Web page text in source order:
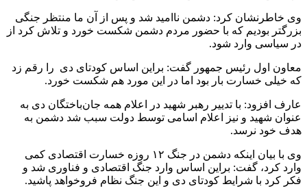
وی خاطرنشان کرد: دشمن ناامید شد و پس از آن ما منتظر جنگی
بزرگتر بودیم که با حضور مردم دشمن شکست خورد و تلاش کرد از
در سیاسی وارد شود.
معاون اول رئیس جمهور گفت: براین اساس کودتای دی را رقم زد
که خیلی خسارت بار بود اما در این مورد هم شکست خورد.
عارف افزود: با تدییر رهبر شهید در اعلام همه جان‌باختگان دی به
عنوان شهید و نیز اعلام اسامی توسط دولت سبب شد دشمن به
هدف خود نرسد.
وی با بیان اینکه دشمن در جنگ ۱۲ روزه خسارت اقتصادی کمی
وارد کرد، گفت: براین اساس وارد جنگ اقتصادی و فناوری شد و
فکر کرد با شرایط کودتای دی و این جنگ نظام فروخواهد پاشید.